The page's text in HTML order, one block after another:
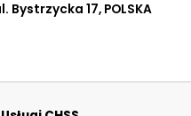
Bystrzycka 17, POLSKA